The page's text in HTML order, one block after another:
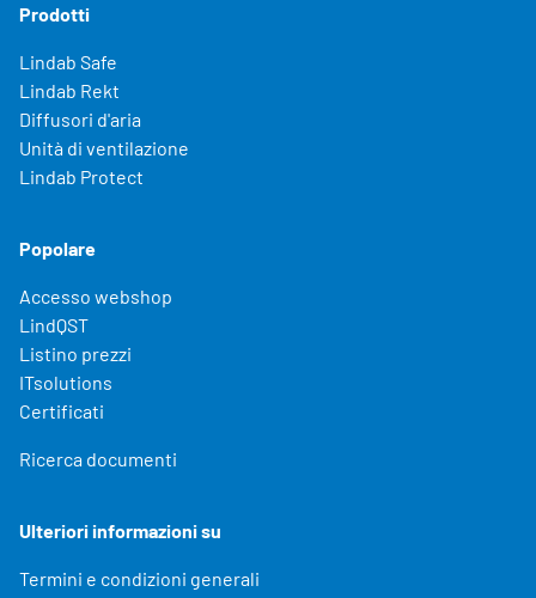
Prodotti
Lindab Safe
Lindab Rekt
Diffusori d'aria
Unità di ventilazione
Lindab Protect
Popolare
Accesso webshop
LindQST
Listino prezzi
ITsolutions
Certificati
Ricerca documenti
Ulteriori informazioni su
Termini e condizioni generali